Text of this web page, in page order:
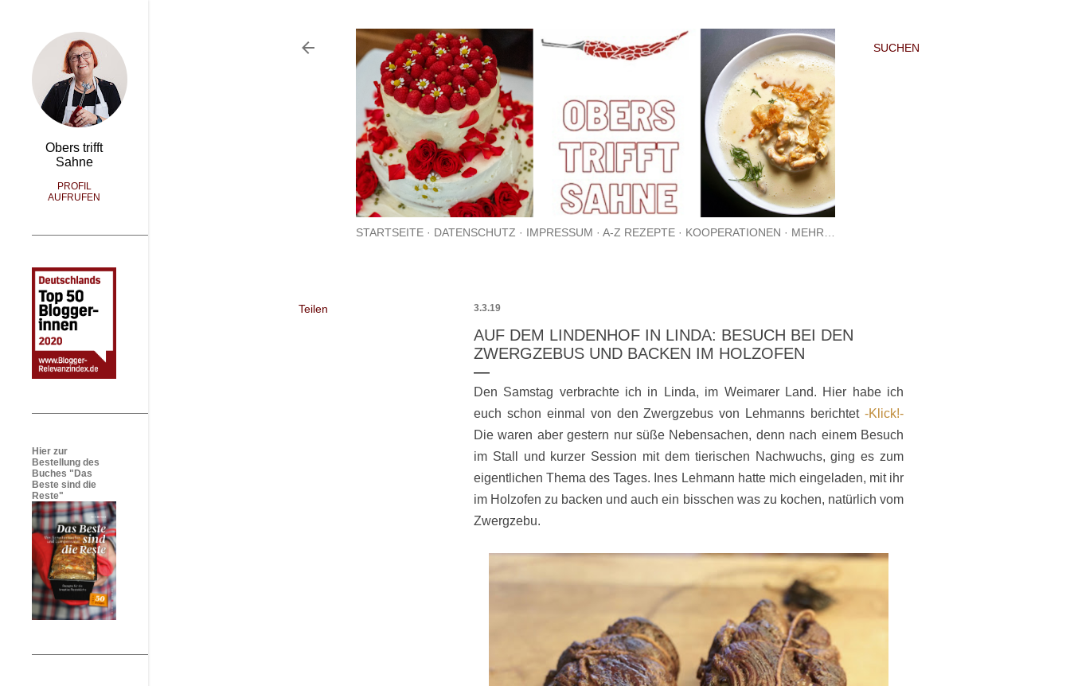
SUCHEN
STARTSEITE DATENSCHUTZ IMPRESSUM A-Z REZEPTE KOOPERATIONEN MEHR…
Teilen 3.3.19
AUF DEM LINDENHOF IN LINDA: BESUCH BEI DEN
ZWERGZEBUS UND BACKEN IM HOLZOFEN
Den Samstag verbrachte ich in Linda, im Weimarer Land. Hier habe ich
euch schon einmal von den Zwergzebus von Lehmanns berichtet -Klick!-
Die waren aber gestern nur süße Nebensachen, denn nach einem Besuch
im Stall und kurzer Session mit dem tierischen Nachwuchs, ging es zum
eigentlichen Thema des Tages. Ines Lehmann hatte mich eingeladen, mit ihr
im Holzofen zu backen und auch ein bisschen was zu kochen, natürlich vom
Zwergzebu.
Obers trifft
Sahne
PROFIL
AUFRUFEN
Hier zur
Bestellung des
Buches "Das
Beste sind die
Reste"